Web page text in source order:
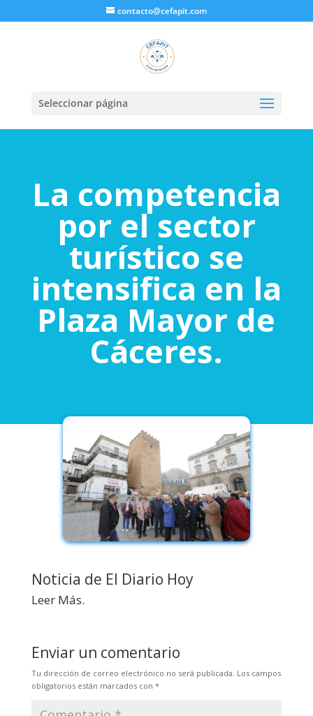
contacto@cefapit.com
Seleccionar página
La competencia
por el sector
turístico se
intensifica en la
Plaza Mayor de
Cáceres.
Noticia de El Diario Hoy
Leer Más.
Enviar un comentario
Tu dirección de correo electrónico no será publicada. Los campos
obligatorios están marcados con *